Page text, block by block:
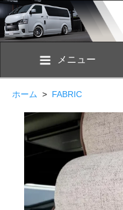
メニュー
ホーム > FABRIC